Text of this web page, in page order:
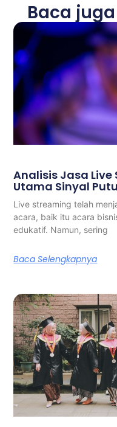
Baca
Analisis Jasa
Utama Sinyal
Live streaming telah
acara, baik itu acara
edukatif. Namun, sering
Baca Selengkapnya